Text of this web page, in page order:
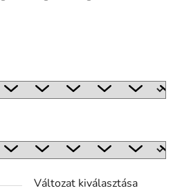
Változat kiválasztása